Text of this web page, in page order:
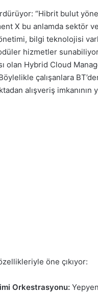
“Hibrit bulut
X bu anlamda sektör ve
bilgi teknolojisi
hizmetler
olan Hybrid Cloud
çalışanlara
alışveriş imkanının
öne çıkıyor:
Orkestrasyonu: